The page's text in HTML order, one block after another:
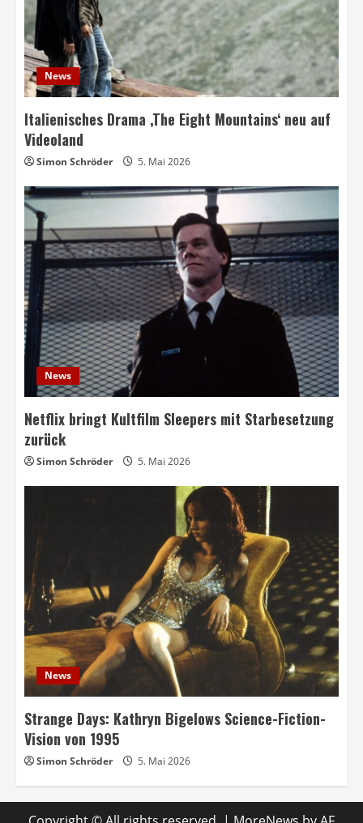
News
Italienisches Drama ‚The Eight Mountains‘ neu auf
Videoland
Simon Schröder 5. Mai 2026
News
Netflix bringt Kultfilm Sleepers mit Starbesetzung
zurück
Simon Schröder 5. Mai 2026
News
Strange Days: Kathryn Bigelows Science-Fiction-
Vision von 1995
Simon Schröder 5. Mai 2026